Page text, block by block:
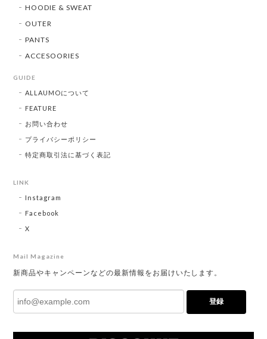
HOODIE & SWEAT
OUTER
PANTS
ACCESOORIES
GUIDE
ALLAUMOについて
FEATURE
お問い合わせ
プライバシーポリシー
特定商取引法に基づく表記
LINK
Instagram
Facebook
X
Mail Magazine
新商品やキャンペーンなどの最新情報をお届けいたします。
登録